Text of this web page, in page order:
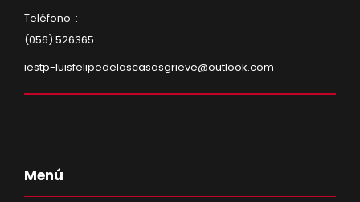
Teléfono :
(056) 526365
iestp-luisfelipedelascasasgrieve@outlook.com
Menú